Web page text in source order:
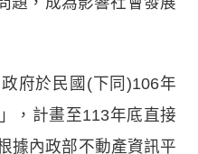
府於民國(下同)106年
，計畫至113年底直接
據內政部不動產資訊平